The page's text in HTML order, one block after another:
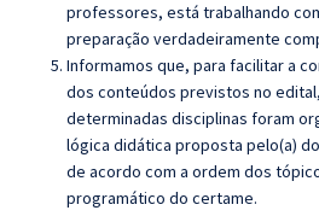
professores, está trabalhando
preparação verdadeiramente
Informamos que, para facilitar a
dos conteúdos previstos no
determinadas disciplinas foram
lógica didática proposta pelo(a)
de acordo com a ordem dos
programático do certame.